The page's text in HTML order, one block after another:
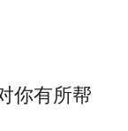
你有所帮